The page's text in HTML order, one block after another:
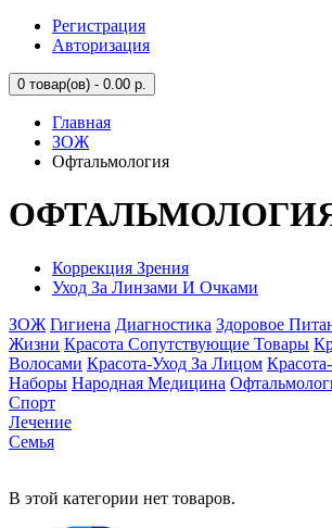
Регистрация
Авторизация
0 товар(ов) - 0.00 р.
Главная
ЗОЖ
Офтальмология
Коррекция Зрения
Уход За Линзами И Очками
ЗОЖ Гигиена Диагностика Здоровое
Жизни Красота Сопутствующие Товары
Волосами Красота-Уход За Лицом
Наборы Народная Медицина
Спорт
Лечение
Семья
В этой категории нет товаров.